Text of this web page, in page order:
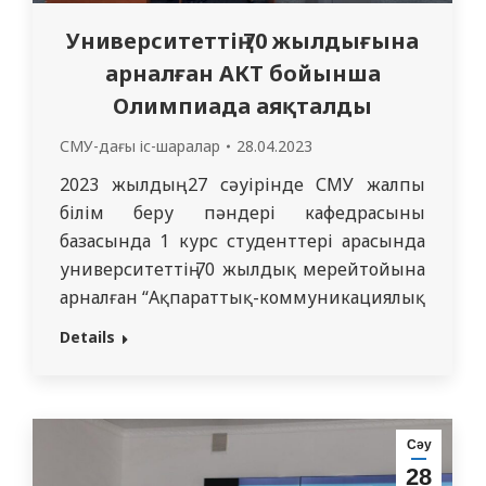
Университеттің 70 жылдығына
арналған АКТ бойынша
Олимпиада аяқталды
СМУ-дағы іс-шаралар 28.04.2023
2023 жылдың 27 сәуірінде СМУ жалпы
білім беру пәндері кафедрасының
базасында 1 курс студенттері арасында
университеттің 70 жылдық мерейтойына
арналған “Ақпараттық-коммуникациялық
технологиялар” пәні бойынша
дағдыларын дамыту және жетілдіру
болды, бұл медицинаны цифрландыру
Details
Сәу
28